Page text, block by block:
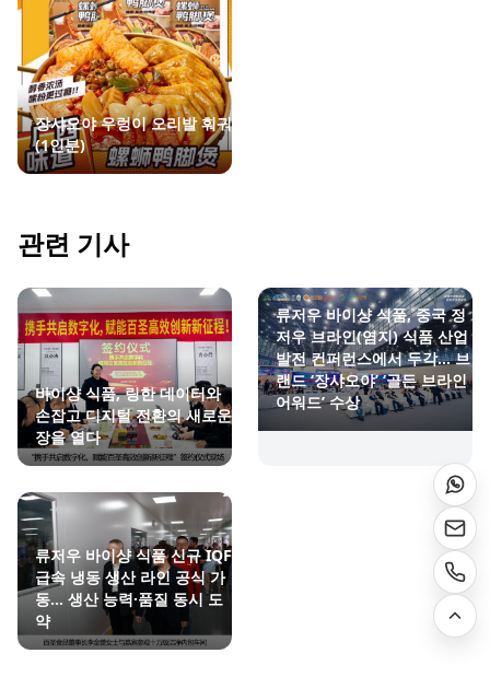
장샤오야 우렁이 오리발 훠궈
(1인분)
관련 기사
바이샹 식품, 링한 데이터와
손잡고 디지털 전환의 새로운
장을 열다
류저우 바이샹 식품, 중국 정
저우 브라인(염지) 식품 산업
발전 컨퍼런스에서 두각… 브
랜드 ‘장샤오야’ ‘골든 브라인
어워드’ 수상
류저우 바이샹 식품 신규 IQF
급속 냉동 생산 라인 공식 가
동… 생산 능력·품질 동시 도
약